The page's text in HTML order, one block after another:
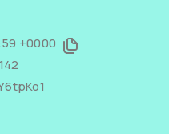
+0000